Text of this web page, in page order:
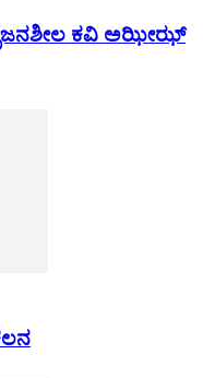
ಕವಿ ಅಝೀಝ್